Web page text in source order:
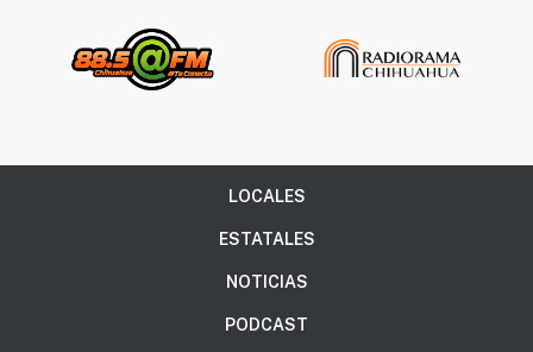
LOCALES
ESTATALES
NOTICIAS
PODCAST